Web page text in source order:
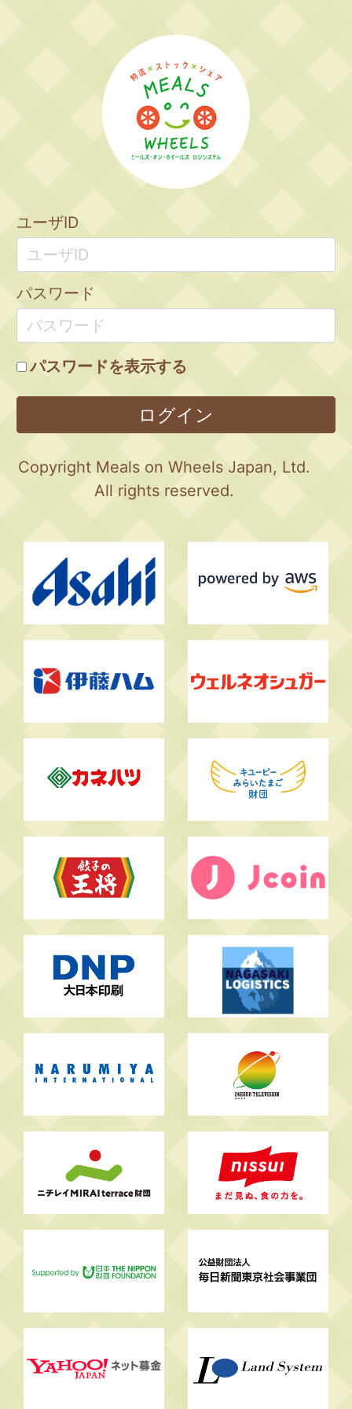
ユーザID
パスワード
パスワードを表示する
ログイン
Copyright Meals on Wheels Japan, Ltd.
All rights reserved.